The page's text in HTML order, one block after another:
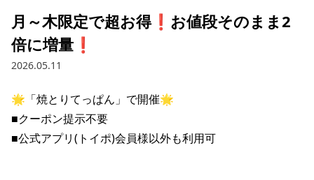
組織図
所在地
焼とりてっぱん
ひとくち餃子の頂
せんと
コーポレートガバナンス
財務情報
業績推移
財政状況
株式情報
IRライブラリ
パート・アルバイト
お問い合わせ
お問い合わせトップ
ご意見・アンケート（ご来店の方）
このサイトについて
プライバシーポリシー
リンク集
月～木限定で超お得❗️お値段そのまま2
倍に増量❗️
2026.05.11
🌟「焼とりてっぱん」で開催🌟
■クーポン提示不要
■公式アプリ(トイポ)会員様以外も利用可